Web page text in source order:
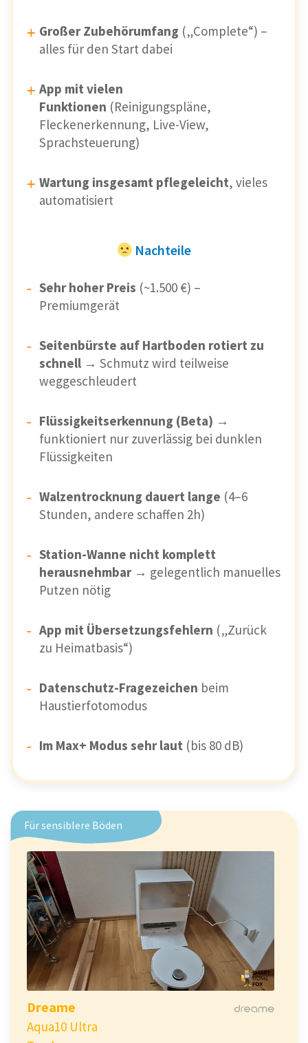
Großer Zubehörumfang („Complete“) –
alles für den Start dabei
App mit vielen
Funktionen (Reinigungspläne,
Fleckenerkennung, Live-View,
Sprachsteuerung)
Wartung insgesamt pflegeleicht, vieles
automatisiert
Nachteile
Sehr hoher Preis (~1.500 €) –
Premiumgerät
Seitenbürste auf Hartboden rotiert zu
schnell → Schmutz wird teilweise
weggeschleudert
Flüssigkeitserkennung (Beta) →
funktioniert nur zuverlässig bei dunklen
Flüssigkeiten
Walzentrocknung dauert lange (4–6
Stunden, andere schaffen 2h)
Station-Wanne nicht komplett
herausnehmbar→ gelegentlich manuelles
Putzen nötig
App mit Übersetzungsfehlern („Zurück
zu Heimatbasis“)
Datenschutz-Fragezeichen beim
Haustierfotomodus
Im Max+ Modus sehr laut (bis 80 dB)
Für sensiblere Böden
Dreame
Aqua10 Ultra